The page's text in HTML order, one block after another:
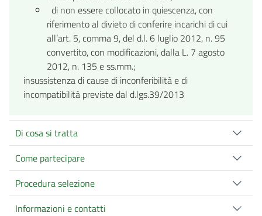
di non essere collocato in quiescenza, con
riferimento al divieto di conferire incarichi di cui
all’art. 5, comma 9, del d.l. 6 luglio 2012, n. 95
convertito, con modificazioni, dalla L. 7 agosto
2012, n. 135 e ss.mm.;
insussistenza di cause di inconferibilità e di
incompatibilità previste dal d.lgs.39/2013
Di cosa si tratta
Come partecipare
Procedura selezione
Informazioni e contatti